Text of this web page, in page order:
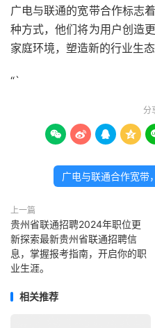
广电与联通的宽带合作标志
种方式，他们将为用户创造
家庭环境，塑造新的行业生态
“`
分
   
广电与联通合作宽带
上一篇
贵州省联通招聘2024年职位更
新探索最新贵州省联通招聘信
息，掌握报考指南，开启你的职
业生涯。
相关推荐